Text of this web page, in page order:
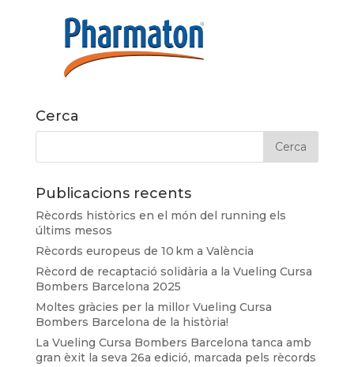
Cerca
Publicacions recents
Rècords històrics en el món del running els
últims mesos
Rècords europeus de 10 km a València
Rècord de recaptació solidària a la Vueling Cursa
Bombers Barcelona 2025
Moltes gràcies per la millor Vueling Cursa
Bombers Barcelona de la història!
La Vueling Cursa Bombers Barcelona tanca amb
gran èxit la seva 26a edició, marcada pels rècords